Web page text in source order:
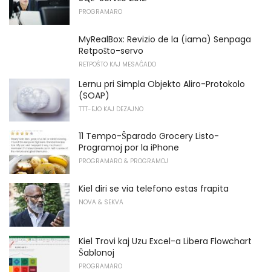
PROGRAMARO
MyRealBox: Revizio de la (iama) Senpaga
Retpoŝto-servo
RETPOŜTO KAJ MESAĜADO
Lernu pri Simpla Objekto Aliro-Protokolo
(SOAP)
TTT-EJO KAJ DEZAJNO
11 Tempo-Ŝparado Grocery Listo-
Programoj por la iPhone
PROGRAMARO & PROGRAMOJ
Kiel diri se via telefono estas frapita
NOVA & SEKVA
Kiel Trovi kaj Uzu Excel-a Libera Flowchart
Ŝablonoj
PROGRAMARO